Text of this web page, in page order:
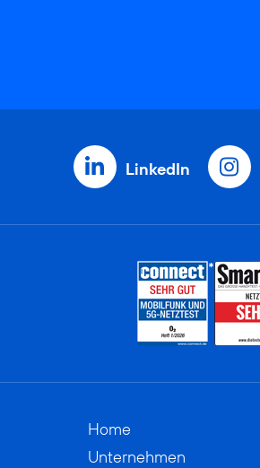
LinkedIn
Home
Unternehmen